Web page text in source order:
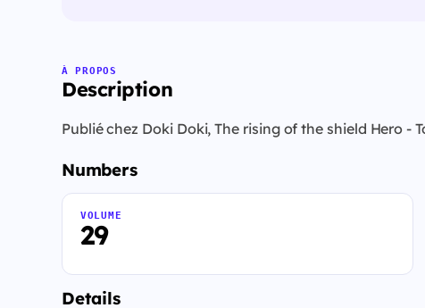
À PROPOS
Description
Publié chez Doki Doki, The rising of the shield Hero -
Numbers
29
VOLUME
Details